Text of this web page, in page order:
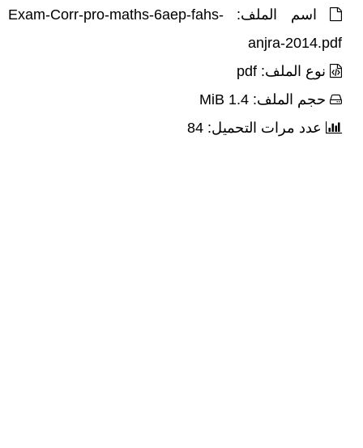
اسم الملف: Exam-Corr-pro-maths-6aep-fahs-
anjra-2014.pdf
نوع الملف: pdf
حجم الملف: 1.4 MiB
عدد مرات التحميل: 84